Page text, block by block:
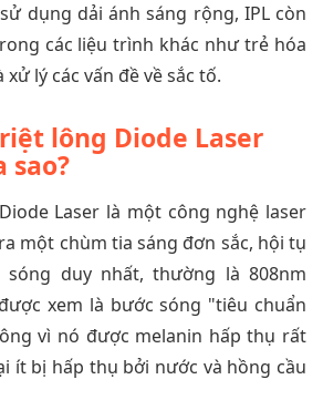
dụng dải ánh sáng rộng, IPL còn
các liệu trình khác như trẻ hóa
lý các vấn đề về sắc tố.
lông Diode Laser
sao?
Laser là một công nghệ laser
một chùm tia sáng đơn sắc, hội tụ
duy nhất, thường là 808nm
xem là bước sóng "tiêu chuẩn
vì nó được melanin hấp thụ rất
ít bị hấp thụ bởi nước và hồng cầu